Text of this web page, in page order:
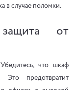
в случае поломки.
от
что шкаф
предотвратит